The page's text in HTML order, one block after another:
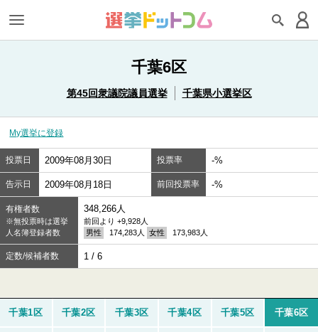
千葉6区
第45回衆議院議員選挙 千葉県小選挙区
My選挙に登録
投票日 2009年08月30日 投票率 -%
告示日 2009年08月18日 前回投票率 -%
有権者数
※無投票時は選挙
人名簿登録者数
348,266人
前回より +9,928人
男性
174,283人 女性 173,983人
定数/候補者数 1 / 6
千葉1区 千葉2区 千葉3区 千葉4区 千葉5区 千葉6区